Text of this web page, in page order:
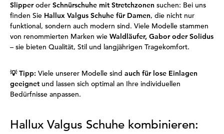
Slipperoder Schnürschuhe mit Stretchzonen suchen: Bei uns
finden Sie Hallux Valgus Schuhe für Damen, die nicht nur
funktional, sondern auch modern sind. Viele Modelle stammen
von renommierten Marken wie Waldläufer, Gabor oder Solidus
– sie bieten Qualität, Stil und langjährigen Tragekomfort.
💡Tipp: Viele unserer Modelle sind auch für lose Einlagen
geeignet und lassen sich optimal an Ihre individuellen
Bedürfnisse anpassen.
Hallux Valgus Schuhe kombinieren: